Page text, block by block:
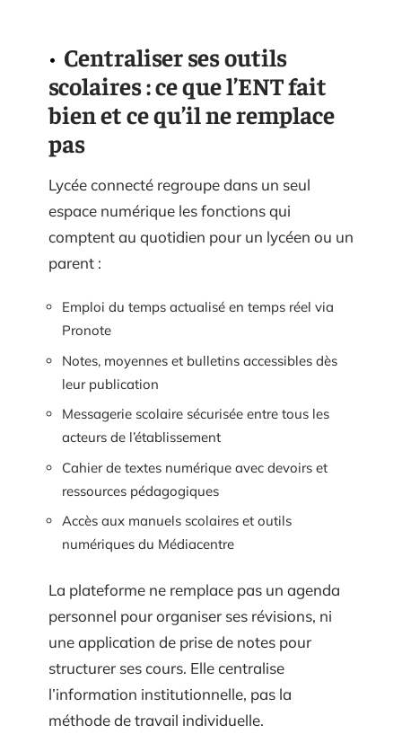
Centraliser ses outils
scolaires : ce que l’ENT fait
bien et ce qu’il ne remplace
pas
Lycée connecté regroupe dans un seul
espace numérique les fonctions qui
comptent au quotidien pour un lycéen ou un
parent :
Emploi du temps actualisé en temps réel via
Pronote
Notes, moyennes et bulletins accessibles dès
leur publication
Messagerie scolaire sécurisée entre tous les
acteurs de l’établissement
Cahier de textes numérique avec devoirs et
ressources pédagogiques
Accès aux manuels scolaires et outils
numériques du Médiacentre
La plateforme ne remplace pas un agenda
personnel pour organiser ses révisions, ni
une application de prise de notes pour
structurer ses cours. Elle centralise
l’information institutionnelle, pas la
méthode de travail individuelle.